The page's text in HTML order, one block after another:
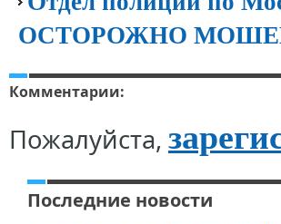
ОСТОРОЖНО
Комментарии:
Пожалуйста,
Последние новости